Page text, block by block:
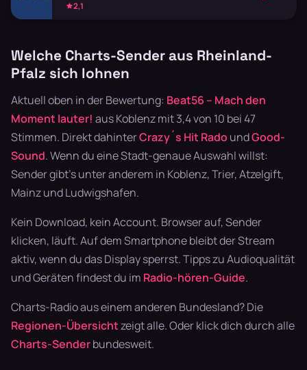
2,1
Welche Charts-Sender aus Rheinland-
Pfalz sich lohnen
Aktuell oben in der Bewertung: Beat56 – Mach den
Moment lauter! aus Koblenz mit 3,4 von 10 bei 47
Stimmen. Direkt dahinterCrazy´s Hit Rado undGood-
Sound. Wenn du eine Stadt-genaue Auswahl willst:
Sender gibt's unter anderem in Koblenz, Trier, Atzelgift,
Mainz und Ludwigshafen.
Kein Download, kein Account. Browser auf, Sender
klicken, läuft. Auf dem Smartphone bleibt der Stream
aktiv, wenn du das Display sperrst. Tipps zu Audioqualität
und Geräten findest du im Radio-hören-Guide.
Charts-Radio aus einem anderen Bundesland? Die
Regionen-Übersichtzeigt alle. Oder klick dich durch alle
Charts-Senderbundesweit.